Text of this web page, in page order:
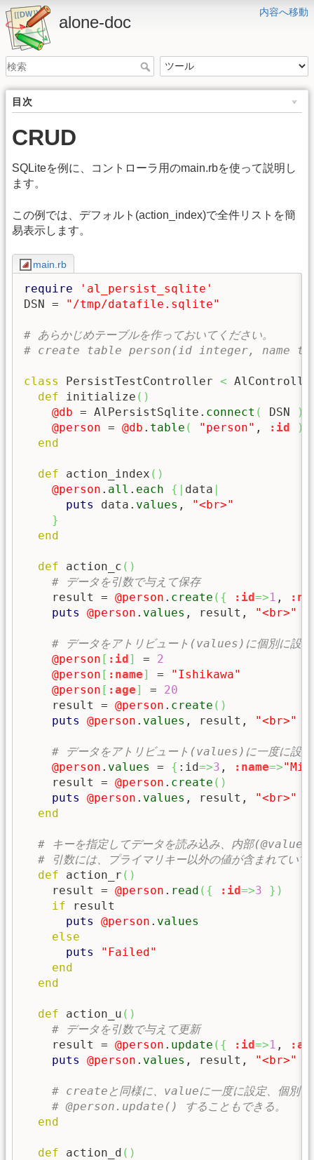
内容へ移動
alone-doc
目次
CRUD
SQLiteを例に、コントローラ用のmain.rbを使って説明し
ます。
この例では、デフォルト(action_index)で全件リストを簡
易表示します。
main.rb
require
'al_persist_sqlite'
DSN =
"/tmp/datafile.sqlite"
# あらかじめテーブルを作っておいてください。
# create table person(id integer, name
class PersistTestController <
def initialize ( )
@db = AlPersistSqlite. connect ( DSN
)
@person = @db . table ( "person" , :id
)
end
def action_index ( )
@person . all . each { | data |
puts
data. values ,
"<br>"
}
end
def action_c ( )
# データを引数で与えて保存
    result =
@person . create ( { :id=>1 ,
puts
@person . values , result, "<br>"
# データをアトリビュート(values)に個別に設定
@person [ :id] = 2
@person [ :name] =
"Ishikawa"
@person [ :age] = 20
    result =
@person . create ( )
puts
@person . values , result, "<br>"
# データをアトリビュート(values)に一度に設定
@person . values = { :id=>3 , :name=>
    result =
@person . create ( )
puts
@person . values , result,
"<br>"
end
# キーを指定してデータを読み込み、内部
# 引数には、プライマリキー以外の値が含まれていて
def action_r ( )
    result =
@person . read ( { :id=>3 } )
if result
puts
@person . values
else
puts
"Failed"
end
end
def action_u ( )
# データを引数で与えて更新
    result =
@person . update ( { :id=>1 ,
puts
@person . values , result, "<br>"
# createと同様に、valueに一度に設定、個別に
# @person.update() することもできる。
end
def action_d ( )